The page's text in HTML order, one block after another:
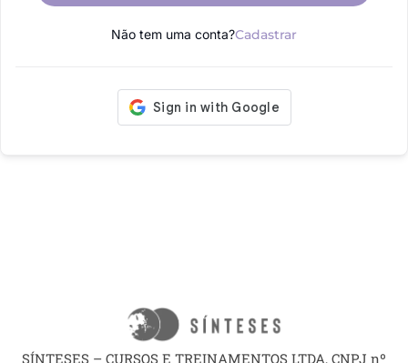
Não tem uma conta?Cadastrar
SÍNTESES – CURSOS E TREINAMENTOS LTDA, CNPJ nº